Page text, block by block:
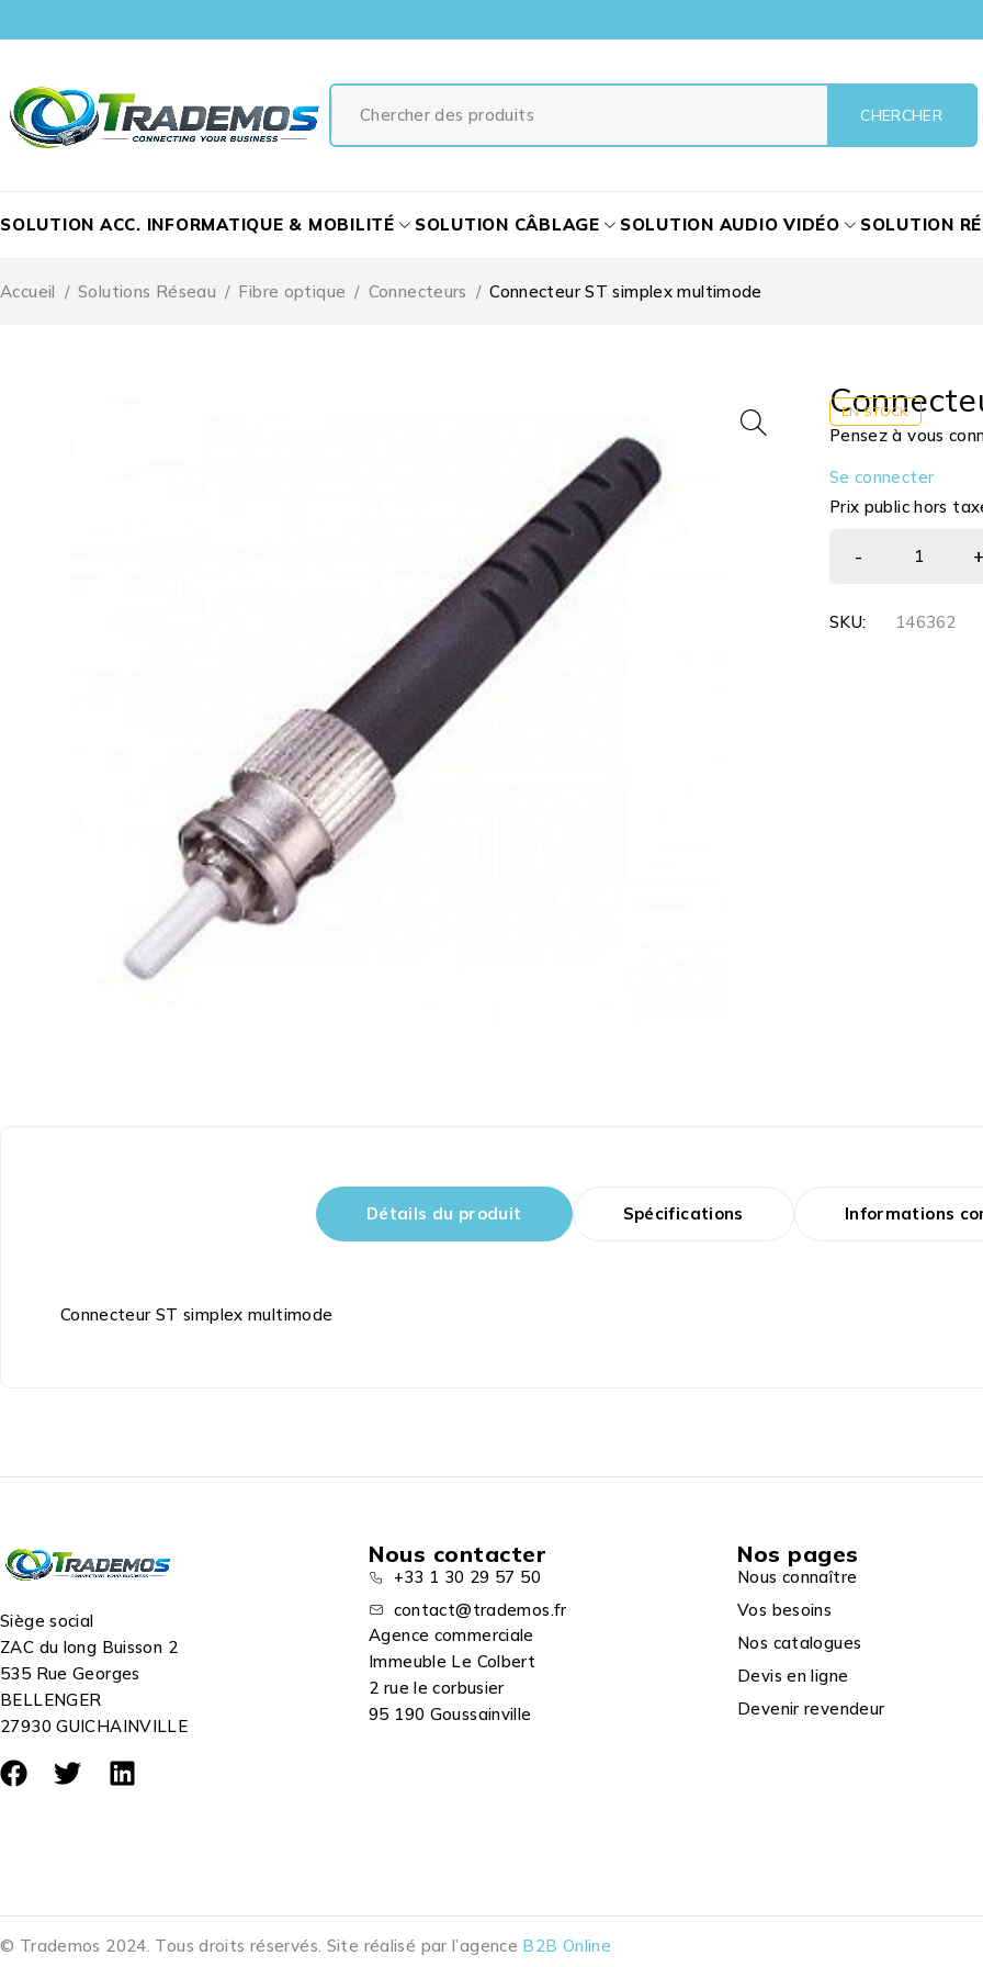
SOLUTION ACC. INFORMATIQUE & MOBILITÉ SOLUTION CÂBLAGE SOLUTION AUDIO VIDÉO SOLUTION
Accueil / Solutions Réseau / Fibre optique / Connecteurs / Connecteur ST simplex multimode
EN STOCK
Pensez à vous
Se connecter
Prix public hors
SKU: 146362
Détails du produit Spécifications Informations
Connecteur ST simplex multimode
Siège social
ZAC du long Buisson 2
535 Rue Georges
BELLENGER
27930 GUICHAINVILLE
Nous contacter
+33 1 30 29 57 50
contact@trademos.fr
Agence commerciale
Immeuble Le Colbert
2 rue le corbusier
95 190 Goussainville
Nos pages
Nous connaître
Vos besoins
Nos catalogues
Devis en ligne
Devenir revendeur
© Trademos 2024. Tous droits réservés. Site réalisé par l’agence B2B Online